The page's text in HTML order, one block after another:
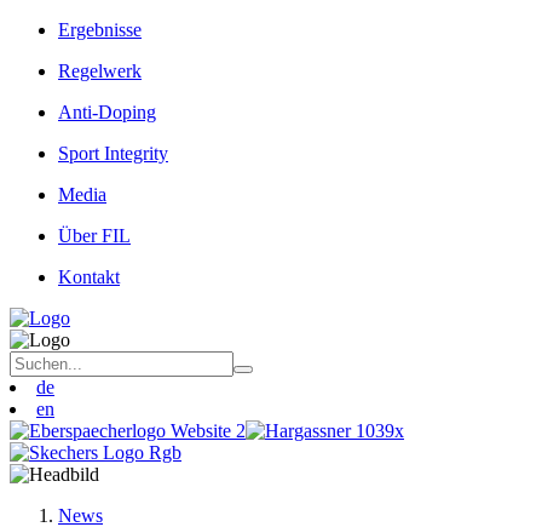
Ergebnisse
Regelwerk
Anti-Doping
Sport Integrity
Media
Über FIL
Kontakt
de
en
News